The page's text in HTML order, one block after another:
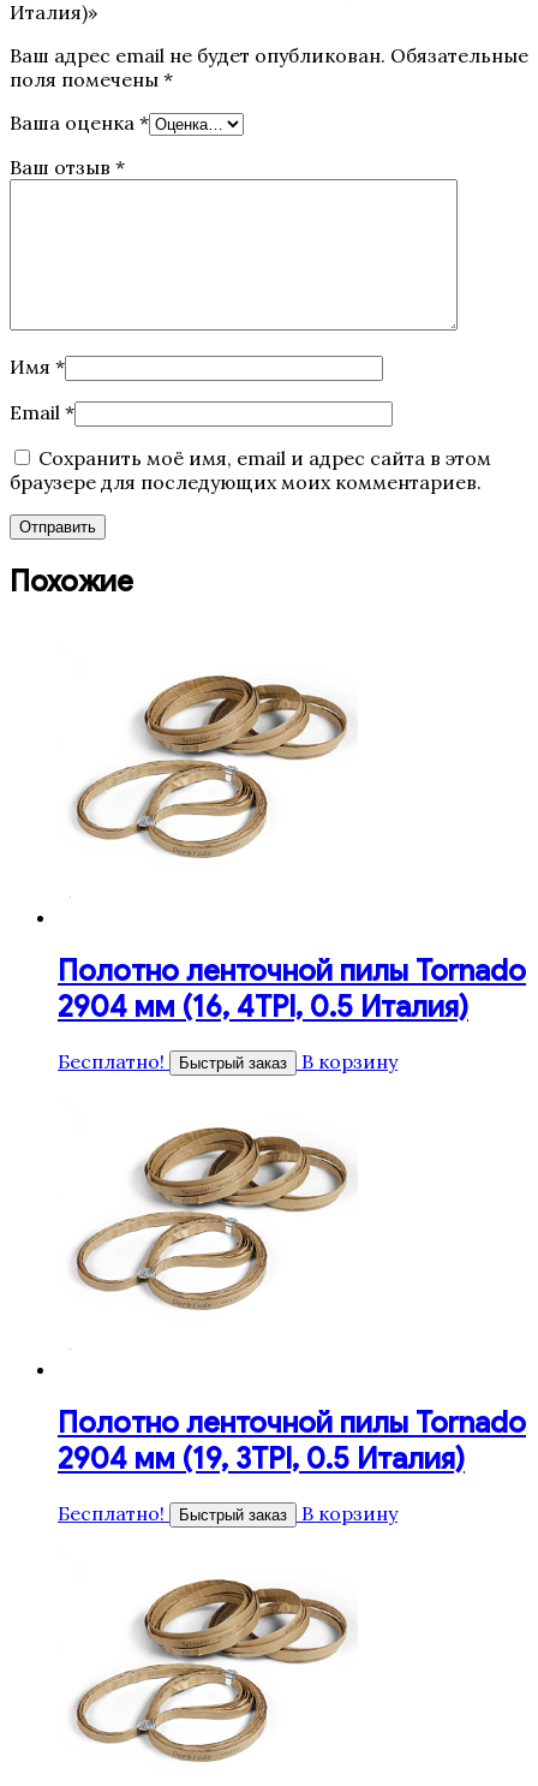
Италия)»
Ваш адрес email не будет опубликован. Обязательные
поля помечены *
Ваша оценка *
Ваш отзыв *
Имя *
Email *
Сохранить моё имя, email и адрес сайта в этом
браузере для последующих моих комментариев.
Похожие
Полотно ленточной пилы Tornado
2904 мм (16, 4TPI, 0.5 Италия)
Бесплатно! Быстрый заказ В корзину
Полотно ленточной пилы Tornado
2904 мм (19, 3TPI, 0.5 Италия)
Бесплатно! Быстрый заказ В корзину